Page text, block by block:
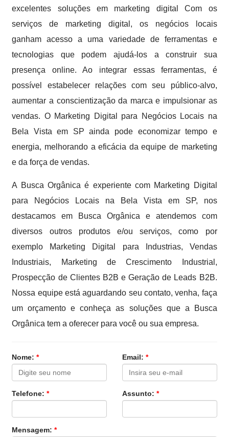
excelentes soluções em marketing digital Com os
serviços de marketing digital, os negócios locais
ganham acesso a uma variedade de ferramentas e
tecnologias que podem ajudá-los a construir sua
presença online. Ao integrar essas ferramentas, é
possível estabelecer relações com seu público-alvo,
aumentar a conscientização da marca e impulsionar as
vendas. O Marketing Digital para Negócios Locais na
Bela Vista em SP ainda pode economizar tempo e
energia, melhorando a eficácia da equipe de marketing
e da força de vendas.
A Busca Orgânica é experiente com Marketing Digital
para Negócios Locais na Bela Vista em SP, nos
destacamos em Busca Orgânica e atendemos com
diversos outros produtos e/ou serviços, como por
exemplo Marketing Digital para Industrias, Vendas
Industriais, Marketing de Crescimento Industrial,
Prospecção de Clientes B2B e Geração de Leads B2B.
Nossa equipe está aguardando seu contato, venha, faça
um orçamento e conheça as soluções que a Busca
Orgânica tem a oferecer para você ou sua empresa.
Nome:* Email: *
Telefone:* Assunto: *
Mensagem:*